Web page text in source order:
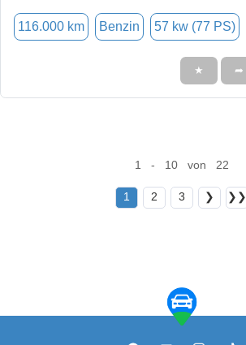
116.000 km Benzin 57 kw (77 PS)
★ ➦
1 - 10 von 22
1 2 3 ❯ ❯❯